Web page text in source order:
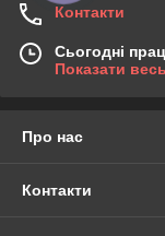
Контакти
Сьогодні
Показати
Про нас
Контакти